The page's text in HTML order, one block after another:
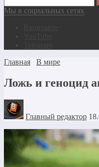
Мы в социальных сетях
Главная
В мире
Ложь и геноцид
Главный редактор